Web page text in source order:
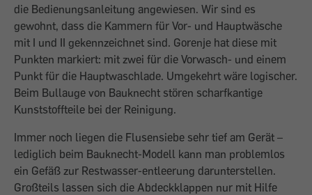
die Bedienungsanleitung angewiesen. Wir sind es
gewohnt, dass die ­Kammern für Vor- und Hauptwäsche
mit I und II gekennzeichnet sind. Gorenje hat diese mit
Punkten markiert: mit zwei für die Vorwasch- und einem
Punkt für die Hauptwaschlade. Umgekehrt wäre logischer.
Beim Bullauge von Bauknecht stören scharfkantige
Kunststoffteile bei der Reinigung.
Immer noch liegen die Flusensiebe sehr tief am Gerät –
lediglich beim Bauknecht-Modell kann man problemlos
ein Gefäß zur Restwasser-entleerung darunterstellen.
Großteils lassen sich die ­Abdeckklappen nur mit Hilfe